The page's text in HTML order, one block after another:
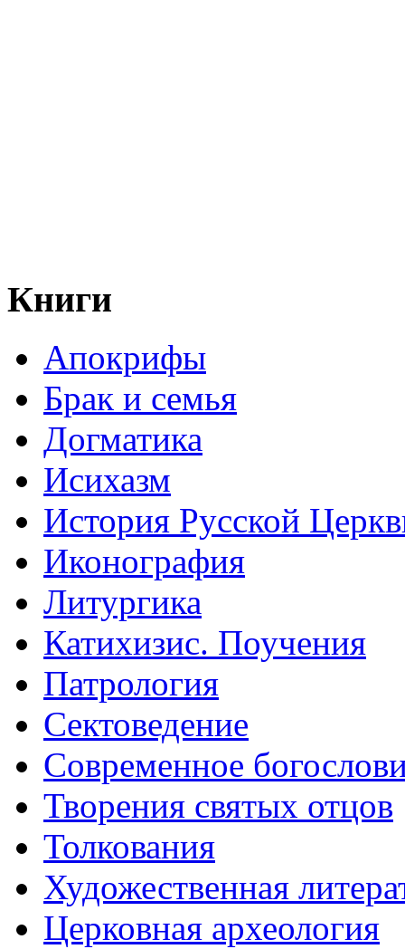
Книги
Апокрифы
Брак и семья
Догматика
Исихазм
История Русской
Иконография
Литургика
Катихизис. Поучения
Патрология
Сектоведение
Современное
Творения святых отцов
Толкования
Художественная
Церковная археология